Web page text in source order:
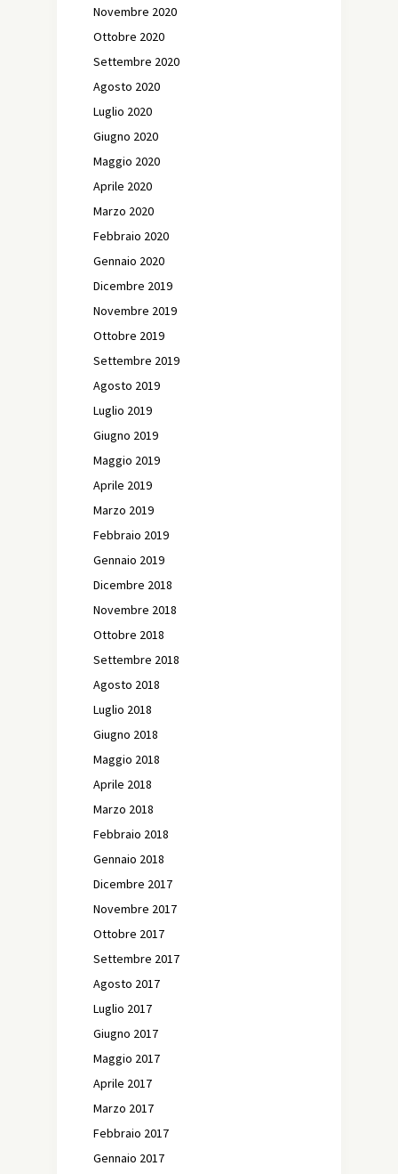
Novembre 2020
Ottobre 2020
Settembre 2020
Agosto 2020
Luglio 2020
Giugno 2020
Maggio 2020
Aprile 2020
Marzo 2020
Febbraio 2020
Gennaio 2020
Dicembre 2019
Novembre 2019
Ottobre 2019
Settembre 2019
Agosto 2019
Luglio 2019
Giugno 2019
Maggio 2019
Aprile 2019
Marzo 2019
Febbraio 2019
Gennaio 2019
Dicembre 2018
Novembre 2018
Ottobre 2018
Settembre 2018
Agosto 2018
Luglio 2018
Giugno 2018
Maggio 2018
Aprile 2018
Marzo 2018
Febbraio 2018
Gennaio 2018
Dicembre 2017
Novembre 2017
Ottobre 2017
Settembre 2017
Agosto 2017
Luglio 2017
Giugno 2017
Maggio 2017
Aprile 2017
Marzo 2017
Febbraio 2017
Gennaio 2017